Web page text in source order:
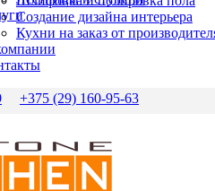
Создание дизайна интерьера
Кухни на заказ от
+375 (29) 160-95-63